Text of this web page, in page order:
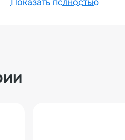
минимальное
простая и
Показать полностью